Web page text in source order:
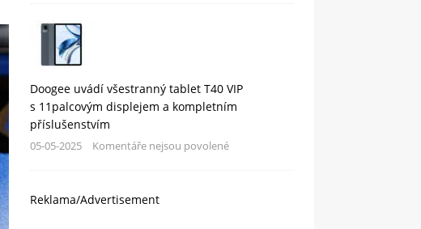
Doogee uvádí všestranný tablet T40 VIP
s 11palcovým displejem a kompletním
příslušenstvím
05-05-2025 Komentáře nejsou povolené
Reklama/Advertisement